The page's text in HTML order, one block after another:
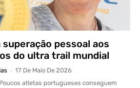
pessoal aos
do ultra trail mundial
- 17 De Maio De 2026